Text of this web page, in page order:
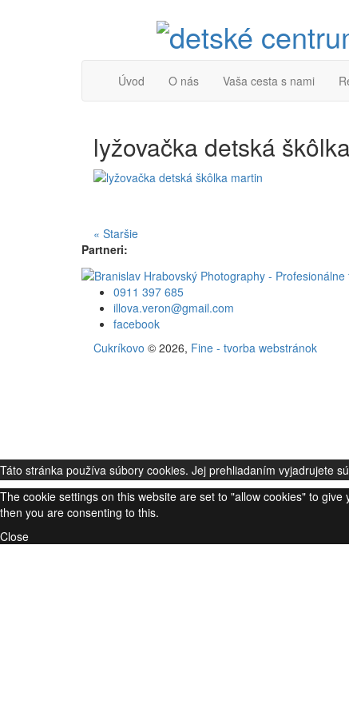
Úvod O nás Vaša cesta s nami
lyžovačka detská
« Staršie
Partneri:
0911 397 685
illova.veron@gmail.com
facebook
Cukríkovo © 2026, Fine - tvorba webstránok
Táto stránka používa súbory cookies. Jej prehliadaním vyjadrujete
The cookie settings on this website are set to "allow cookies" to
then you are consenting to this.
Close